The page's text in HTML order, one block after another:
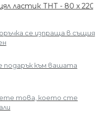
ластик ТНТ - 80 х 220
се изпраща в същия
подарък към вашата
това, което сте